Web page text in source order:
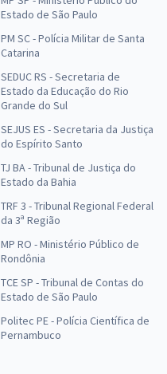
Estado de São Paulo
PM SC - Polícia Militar de Santa
Catarina
SEDUC RS - Secretaria de
Estado da Educação do Rio
Grande do Sul
SEJUS ES - Secretaria da Justiça
do Espírito Santo
TJ BA - Tribunal de Justiça do
Estado da Bahia
TRF 3 - Tribunal Regional Federal
da 3ª Região
MP RO - Ministério Público de
Rondônia
TCE SP - Tribunal de Contas do
Estado de São Paulo
Politec PE - Polícia Científica de
Pernambuco